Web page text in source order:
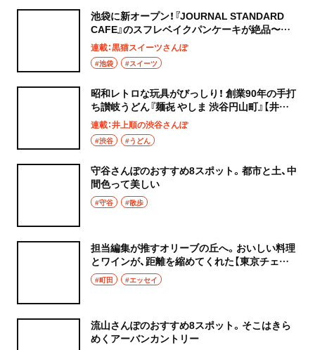
池袋に新オープン！『JOURNAL STANDARD
CAFE』のスフレベイクパンケーキが絶品〜黒
猫スイーツ散歩 池袋編5〜
連載：黒猫スイーツさんぽ
#池袋 #スイーツ
昭和レトロな玩具がびっしり！ 創業90年の手打
ち讃岐うどん『麺㐂 やしま 渋谷円山町』【井上
順の渋谷さんぽ】
連載：井上順の渋谷さんぽ
#渋谷 #うどん
守谷さんぽのおすすめ8スポット。都市と土、中
間色って美しい
#守谷 #散歩
担当編集が推すオリーブの丘へ。おいしい料理
とワインが、距離を縮めてくれた【東京チェン
飯diary】
#町田 #エッセイ
流山さんぽのおすすめ8スポット。そこはきら
めくアーバンカントリー